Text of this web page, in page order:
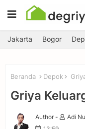
Jakarta Bogor
Beranda Depok
Griya
Author -
Adi